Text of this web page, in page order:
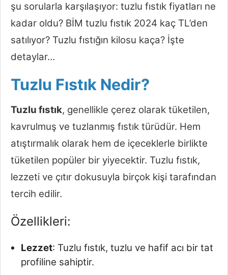
şu sorularla karşılaşıyor: tuzlu fıstık fiyatları ne
kadar oldu? BİM tuzlu fıstık 2024 kaç TL’den
satılıyor? Tuzlu fıstığın kilosu kaça? İşte
detaylar…
Tuzlu Fıstık Nedir?
Tuzlu fıstık, genellikle çerez olarak tüketilen,
kavrulmuş ve tuzlanmış fıstık türüdür. Hem
atıştırmalık olarak hem de içeceklerle birlikte
tüketilen popüler bir yiyecektir. Tuzlu fıstık,
lezzeti ve çıtır dokusuyla birçok kişi tarafından
tercih edilir.
Özellikleri:
Lezzet: Tuzlu fıstık, tuzlu ve hafif acı bir tat
profiline sahiptir.